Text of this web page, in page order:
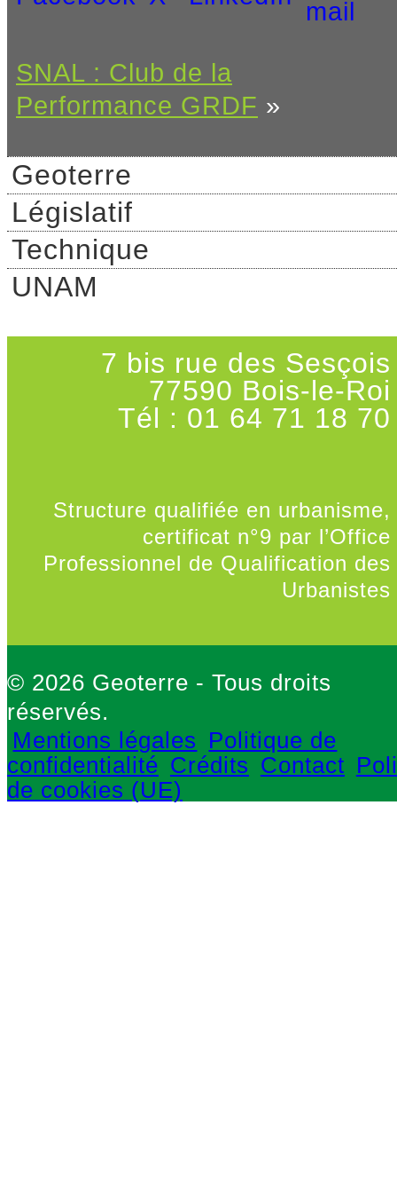
SNAL : Club de la
Performance GRDF »
Geoterre
Législatif
Technique
UNAM
7 bis rue des Sesçois
77590 Bois-le-Roi
Tél : 01 64 71 18 70
Structure qualifiée en urbanisme,
certificat n°9 par l’Office
Professionnel de Qualification des
Urbanistes
© 2026 Geoterre - Tous droits
réservés.
Mentions légales
Politique de
confidentialité Crédits Contact
de cookies (UE)